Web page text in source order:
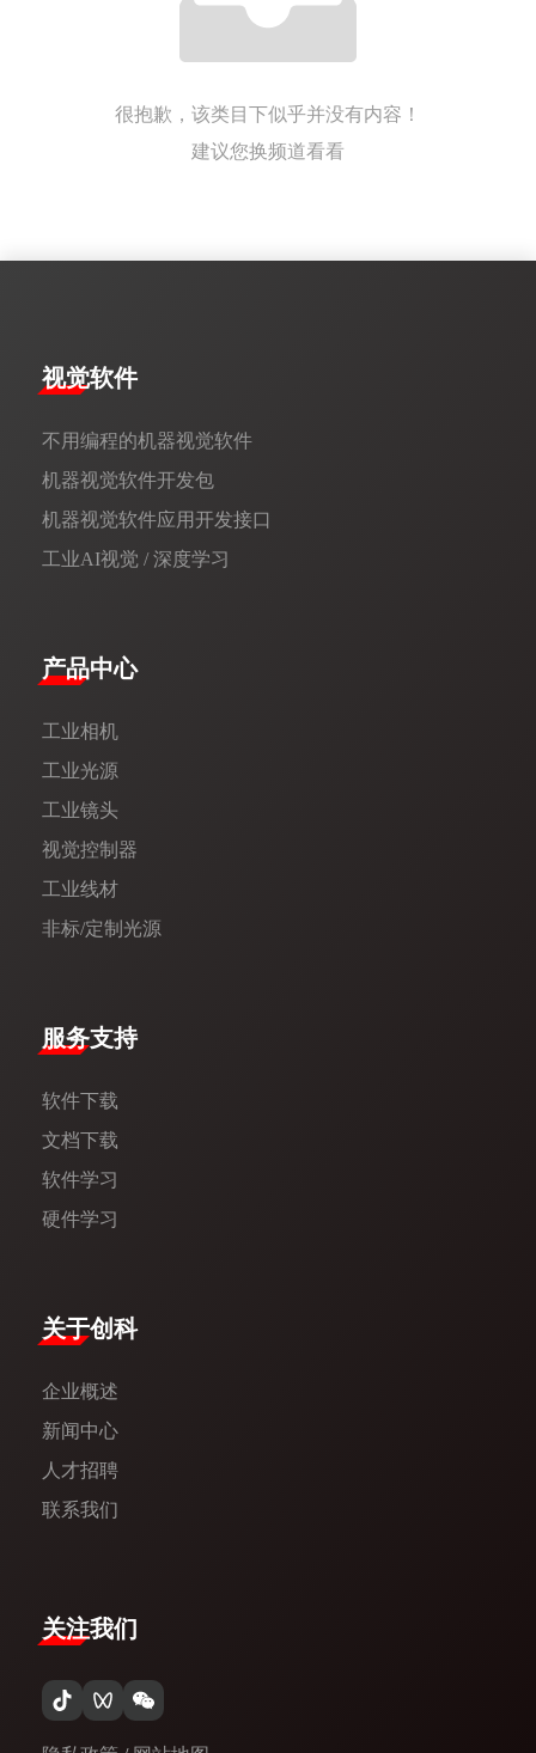
很抱歉，该类目下似乎并没有内容！
建议您换频道看看
视觉软件
不用编程的机器视觉软件
机器视觉软件开发包
机器视觉软件应用开发接口
工业AI视觉 / 深度学习
产品中心
工业相机
工业光源
工业镜头
视觉控制器
工业线材
非标/定制光源
服务支持
软件下载
文档下载
软件学习
硬件学习
​关于创科​
企业概述
新闻中心​
人才招聘
联系我们
关注我们